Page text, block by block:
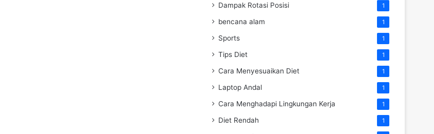
Dampak Rotasi Posisi 1
bencana alam 1
Sports 1
Tips Diet 1
Cara Menyesuaikan Diet 1
Laptop Andal 1
Cara Menghadapi Lingkungan Kerja 1
Diet Rendah 1